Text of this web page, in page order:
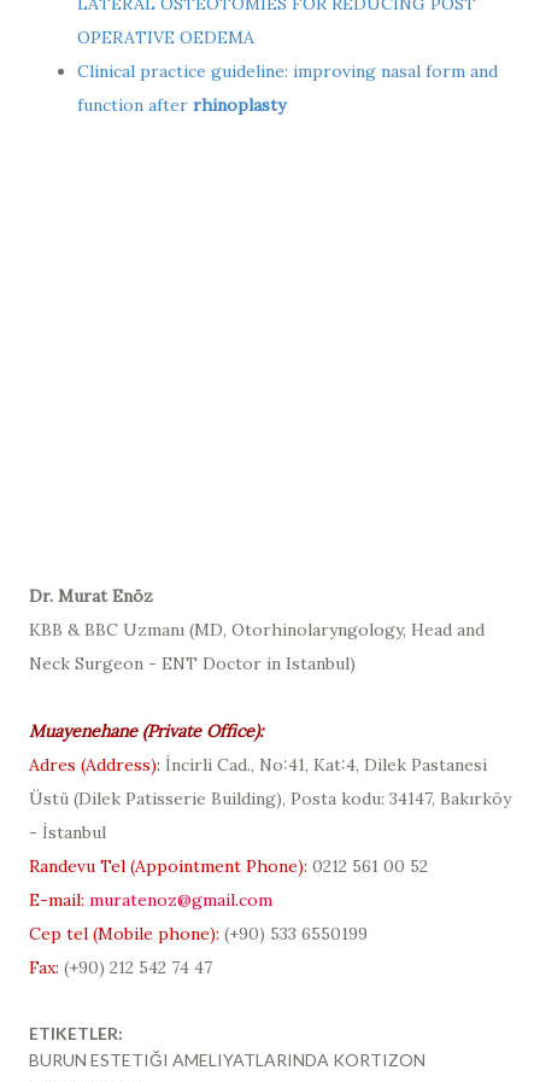
OPERATIVE OEDEMA
Clinical practice guideline: improving nasal form and
function after rhinoplasty
Dr. Murat Enöz
KBB & BBC Uzmanı (MD, Otorhinolaryngology, Head and
Neck Surgeon - ENT Doctor in Istanbul)
Muayenehane (Private Office):
Adres (Address): İncirli Cad., No:41, Kat:4, Dilek Pastanesi
Üstü (Dilek Patisserie Building), Posta kodu: 34147, Bakırköy
- İstanbul
Randevu Tel (Appointment Phone): 0212 561 00 52
E-mail: muratenoz@gmail.com
Cep tel (Mobile phone): (+90) 533 6550199
Fax: (+90) 212 542 74 47
ETIKETLER:
BURUN ESTETIĞI AMELIYATLARINDA KORTIZON